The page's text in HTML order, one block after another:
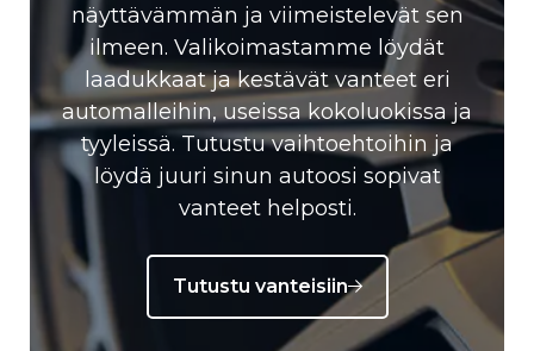
näyttävämmän ja viimeistelevät sen
ilmeen. Valikoimastamme löydät
laadukkaat ja kestävät vanteet eri
automalleihin, useissa kokoluokissa ja
tyyleissä. Tutustu vaihtoehtoihin ja
löydä juuri sinun autoosi sopivat
vanteet helposti.
Tutustu vanteisiin